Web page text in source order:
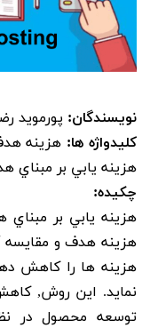
نویسندگان: پورمويد
کلیدواژه ها: هزينه
هزينه يابي بر مبناي
چکیده:
هزينه يابي بر
هزينه هدف و مقايسه
هزينه ها را کاهش
نمايد. اين روش,
توسعه محصول در